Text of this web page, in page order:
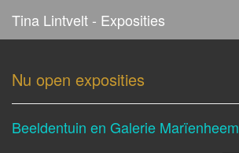
Tina Lintvelt - Exposities
Nu open exposities
Beeldentuin en Galerie Marïenheem